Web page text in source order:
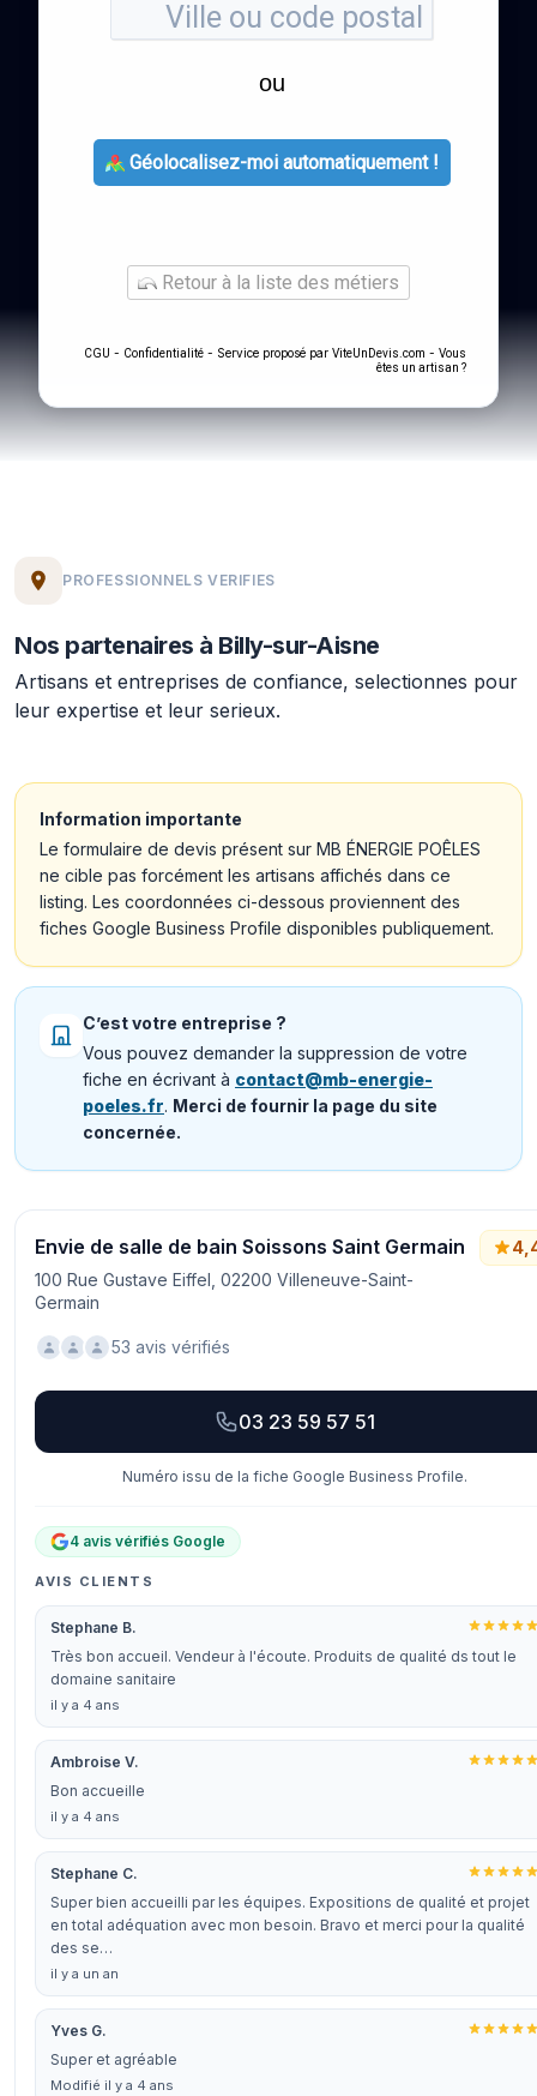
ou
Géolocalisez-moi automatiquement !
Retour à la liste des métiers
CGU - Confidentialité - Service proposé par ViteUnDevis.com - Vous
êtes un artisan ?
PROFESSIONNELS VERIFIES
Nos partenaires à Billy-sur-Aisne
Artisans et entreprises de confiance, selectionnes pour
leur expertise et leur serieux.
Information importante
Le formulaire de devis présent sur MB ÉNERGIE POÊLES
ne cible pas forcément les artisans affichés dans ce
listing. Les coordonnées ci-dessous proviennent des
fiches Google Business Profile disponibles publiquement.
C’est votre entreprise ?
Vous pouvez demander la suppression de votre
fiche en écrivant à contact@mb-energie-
poeles.fr. Merci de fournir la page du site
concernée.
Envie de salle de bain Soissons Saint Germain
100 Rue Gustave Eiffel, 02200 Villeneuve-Saint-
Germain
53 avis vérifiés
03 23 59 57 51
Numéro issu de la fiche Google Business Profile.
4 avis vérifiés Google
AVIS CLIENTS
Stephane B.
Très bon accueil. Vendeur à l'écoute. Produits de qualité ds tout le
domaine sanitaire
il y a 4 ans
Ambroise V.
Bon accueille
il y a 4 ans
Stephane C.
Super bien accueilli par les équipes. Expositions de qualité et projet
en total adéquation avec mon besoin. Bravo et merci pour la qualité
des se…
il y a un an
Yves G.
Super et agréable
Modifié il y a 4 ans